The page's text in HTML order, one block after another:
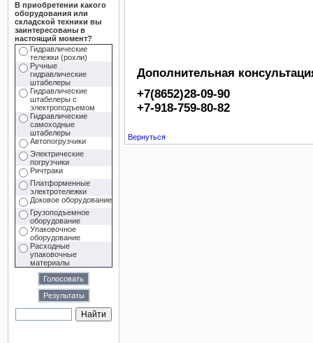
В приобретении какого
оборудования или
складской техники вы
заинтересованы в
настоящий момент?
Гидравлические
тележки (рохли)
Ручные
гидравлические
штабелеры
Гидравлические
штабелеры с
электроподъемом
Гидравлические
самоходные
штабелеры
Автопогрузчики
Электрические
погрузчики
Ричтраки
Платформенные
электротележки
Доковое оборудование
Грузоподъемное
оборудование
Упаковочное
оборудование
Расходные
упаковочные
материалы
Дополнительная
+7(8652)28-09-90
+7-918-759-80-82
Вернуться